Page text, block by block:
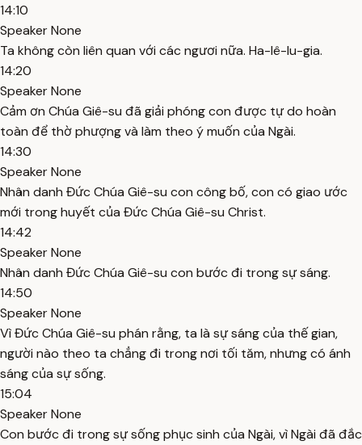
14:10
Speaker None
Ta không còn liên quan với các ngươi nữa. Ha-lê-lu-gia.
14:20
Speaker None
Cảm ơn Chúa Giê-su đã giải phóng con được tự do hoàn
toàn để thờ phượng và làm theo ý muốn của Ngài.
14:30
Speaker None
Nhân danh Đức Chúa Giê-su con công bố, con có giao ước
mới trong huyết của Đức Chúa Giê-su Christ.
14:42
Speaker None
Nhân danh Đức Chúa Giê-su con bước đi trong sự sáng.
14:50
Speaker None
Vì Đức Chúa Giê-su phán rằng, ta là sự sáng của thế gian,
người nào theo ta chẳng đi trong nơi tối tăm, nhưng có ánh
sáng của sự sống.
15:04
Speaker None
Con bước đi trong sự sống phục sinh của Ngài, vì Ngài đã đắc